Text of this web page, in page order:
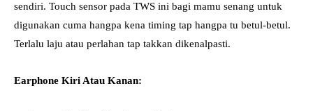
sendiri. Touch sensor pada TWS ini bagi mamu senang untuk
digunakan cuma hangpa kena timing tap hangpa tu betul-betul.
Terlalu laju atau perlahan tap takkan dikenalpasti.
Earphone Kiri Atau Kanan: